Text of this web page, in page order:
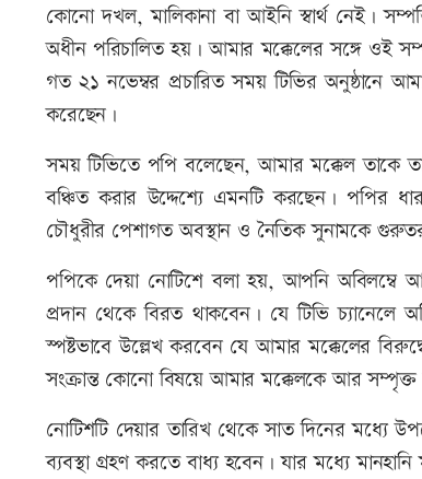
কোনো দখল, মালিকানা বা আইনি স্বার্থ নেই।
অধীন পরিচালিত হয়। আমার মক্কেলের সঙ্গে ওই
গত ২১ নভেম্বর প্রচারিত সময় টিভির অনুষ্ঠানে
করেছেন।
সময় টিভিতে পপি বলেছেন, আমার মক্কেল তাকে
বঞ্চিত করার উদ্দেশ্যে এমনটি করছেন। পপির
চৌধুরীর পেশাগত অবস্থান ও নৈতিক সুনামকে
পপিকে দেয়া নোটিশে বলা হয়, আপনি অবিলম্বে
প্রদান থেকে বিরত থাকবেন। যে টিভি চ্যানেলে
স্পষ্টভাবে উল্লেখ করবেন যে আমার মক্কেলের
সংক্রান্ত কোনো বিষয়ে আমার মক্কেলকে আর
নোটিশটি দেয়ার তারিখ থেকে সাত দিনের মধ্যে
ব্যবস্থা গ্রহণ করতে বাধ্য হবেন। যার মধ্যে